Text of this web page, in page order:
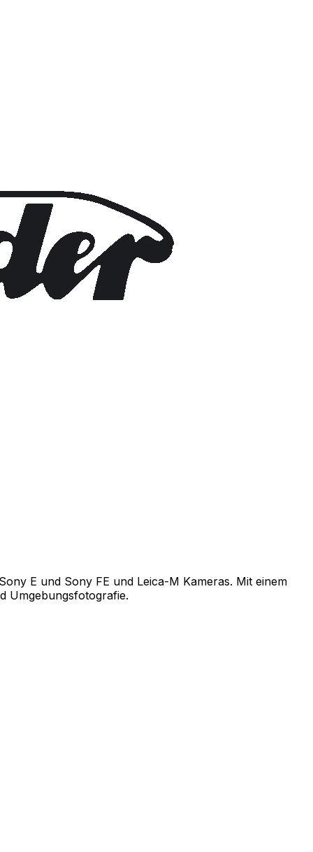
E und Sony FE und Leica-M Kameras. Mit einem
Umgebungsfotografie.